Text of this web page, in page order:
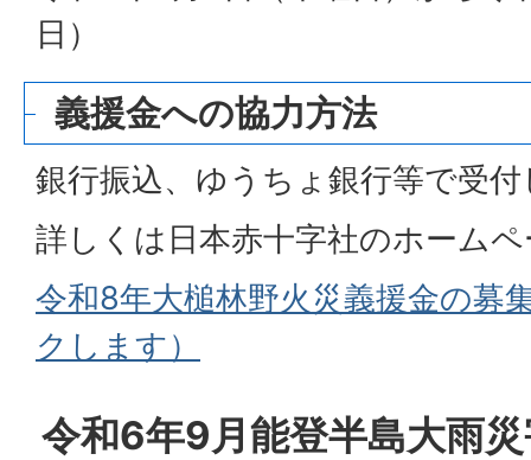
日）
義援金への協力方法
銀行振込、ゆうちょ銀行等で受
詳しくは日本赤十字社のホーム
令和8年大槌林野火災義援金の募
クします）
令和6年9月能登半島大雨